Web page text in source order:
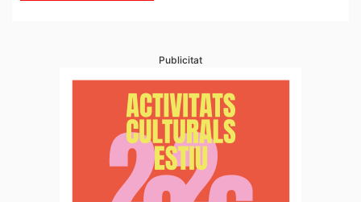
Publicitat